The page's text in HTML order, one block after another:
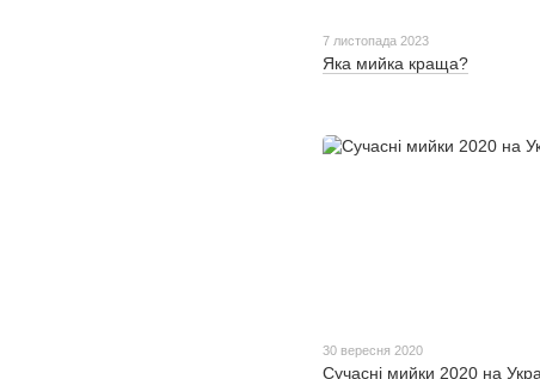
7 листопада 2023
Яка мийка краща?
30 вересня 2020
Сучасні мийки 2020 на